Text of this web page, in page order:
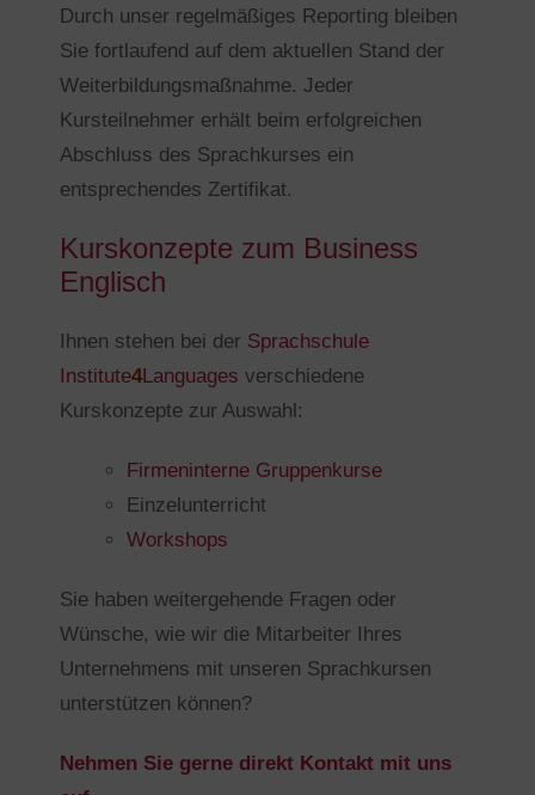
Durch unser regelmäßiges Reporting bleiben
Sie fortlaufend auf dem aktuellen Stand der
Weiterbildungsmaßnahme. Jeder
Kursteilnehmer erhält beim erfolgreichen
Abschluss des Sprachkurses ein
entsprechendes Zertifikat.
Kurskonzepte zum Business
Englisch
Ihnen stehen bei der Sprachschule
Institute4Languages verschiedene
Kurskonzepte zur Auswahl:
Firmeninterne Gruppenkurse
Einzelunterricht
Workshops
Sie haben weitergehende Fragen oder
Wünsche, wie wir die Mitarbeiter Ihres
Unternehmens mit unseren Sprachkursen
unterstützen können?
Nehmen Sie gerne direkt Kontakt mit uns